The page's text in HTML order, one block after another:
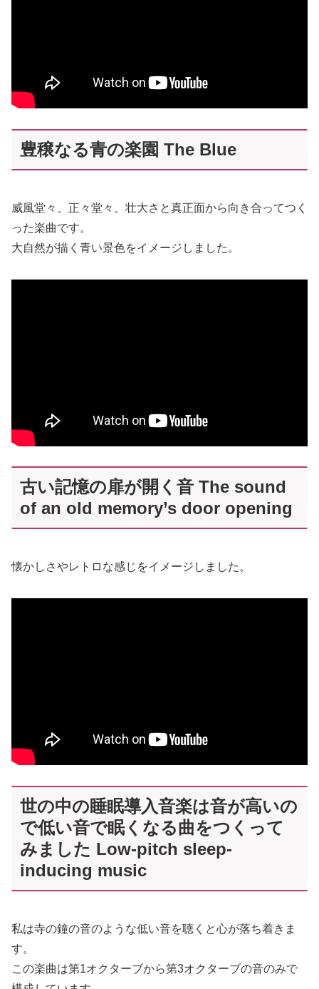
豊穣なる青の楽園 The Blue
威風堂々、正々堂々、壮大さと真正面から向き合ってつく
った楽曲です。
大自然が描く青い景色をイメージしました。
古い記憶の扉が開く音 The sound
of an old memory’s door opening
懐かしさやレトロな感じをイメージしました。
世の中の睡眠導入音楽は音が高いの
で低い音で眠くなる曲をつくって
みました Low-pitch sleep-
inducing music
私は寺の鐘の音のような低い音を聴くと心が落ち着きま
す。
この楽曲は第1オクターブから第3オクターブの音のみで